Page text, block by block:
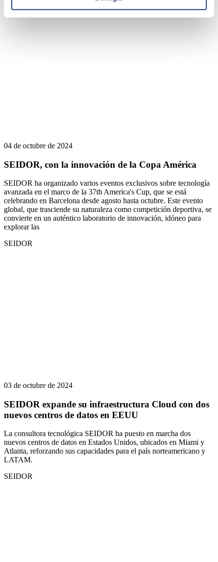
04 de octubre de 2024
SEIDOR, con la innovación de la Copa América
SEIDOR ha organizado varios eventos exclusivos sobre tecnología
avanzada en el marco de la 37th America's Cup, que se está
celebrando en Barcelona desde agosto hasta octubre. Este evento
global, que trasciende su naturaleza como competición deportiva, se
convierte en un auténtico laboratorio de innovación, idóneo para
explorar las
SEIDOR
03 de octubre de 2024
SEIDOR expande su infraestructura Cloud con dos
nuevos centros de datos en EEUU
La consultora tecnológica SEIDOR ha puesto en marcha dos
nuevos centros de datos en Estados Unidos, ubicados en Miami y
Atlanta, reforzando sus capacidades para el país norteamericano y
LATAM.
SEIDOR